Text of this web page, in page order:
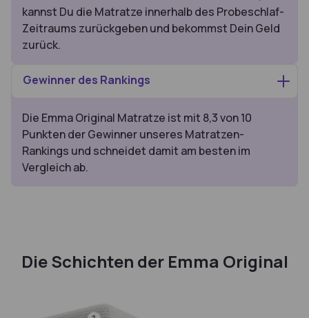
kannst Du die Matratze innerhalb des Probeschlaf-
Zeitraums zurückgeben und bekommst Dein Geld
zurück.
Gewinner des Rankings
Die Emma Original Matratze ist mit 8,3 von 10
Punkten der Gewinner unseres Matratzen-
Rankings und schneidet damit am besten im
Vergleich ab.
Die Schichten der Emma Original